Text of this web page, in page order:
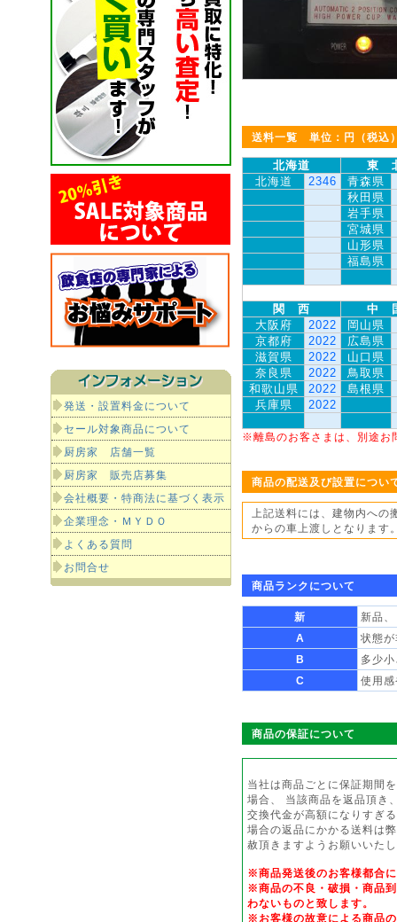
発送・設置料金について
セール対象商品について
厨房家 店舗一覧
厨房家 販売店募集
会社概要・特商法に基づく表示
企業理念・ＭＹＤＯ
よくある質問
お問合せ
送料一覧 単位：円（税込
北海道
東
北海道
2346 青森県
秋田県
岩手県
宮城県
山形県
福島県
関 西
中
大阪府
2022 岡山県
京都府
2022 広島県
滋賀県
2022 山口県
奈良県
2022 鳥取県
和歌山県
2022 島根県
兵庫県
2022
※離島のお客さまは、別途お
商品の配送及び設置につい
上記送料には、建物内へ
からの車上渡しとなります
商品ランクについて
新
新品
A
状態
B
多少
C
使用
商品の保証について
当社は商品ごとに保証期間
場合、 当該商品を返品頂き
交換代金が高額になりすぎ
場合の返品にかかる送料は
赦頂きますようお願いいた
※商品発送後のお客様都合
※商品の不良・破損・商品
わないものと致します。
※お客様の故意による商品